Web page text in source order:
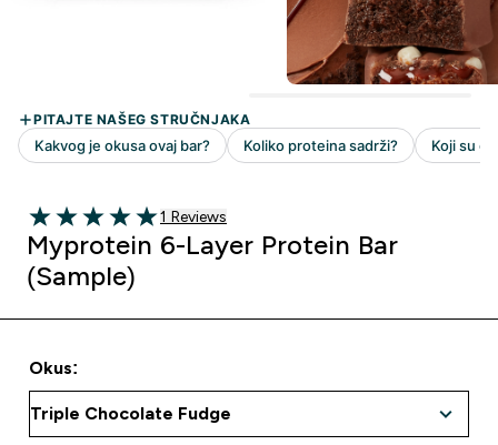
5 out of 5 stars
1 customer reviews
1 Reviews
Myprotein 6-Layer Protein Bar
(Sample)
Okus: